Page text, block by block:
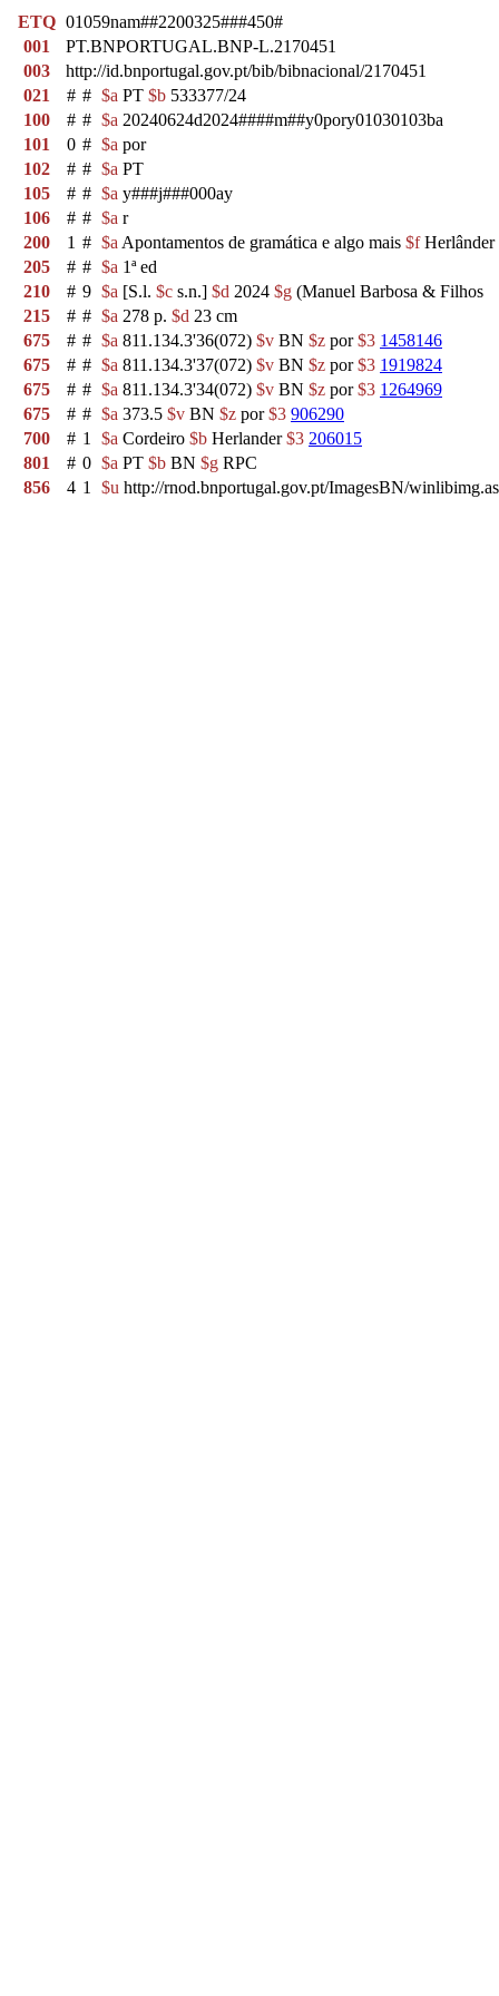
ETQ 01059nam##2200325###450#
001
PT.BNPORTUGAL.BNP-L.2170451
003
http://id.bnportugal.gov.pt/bib/bibnacional/2170451
021
# # $a PT $b 533377/24
100
# # $a 20240624d2024####m##y0pory01030103ba
101
0 # $a por
102
# # $a PT
105
# # $a y###j###000ay
106
# # $a r
200
1 # $a Apontamentos de gramática e algo mais $fHerlânder
205
# # $a 1ª ed
210
# 9 $a [S.l. $c s.n.] $d 2024 $g (Manuel Barbosa & Filhos
215
# # $a 278 p. $d 23 cm
675
# # $a 811.134.3'36(072) $v BN $z por$3 1458146
675
# # $a 811.134.3'37(072) $v BN $z por$3 1919824
675
# # $a 811.134.3'34(072) $v BN $z por$3 1264969
675
# # $a 373.5 $v BN $z por$3 906290
700
# 1 $a Cordeiro $b Herlander$3 206015
801
# 0 $a PT $b BN $g RPC
856
4 1 $u http://rnod.bnportugal.gov.pt/ImagesBN/